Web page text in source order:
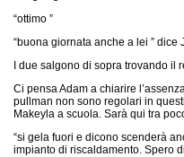
“ottimo ”
“buona giornata anche a lei ” dice
I due salgono di sopra trovando il
Ci pensa Adam a chiarire
pullman non sono regolari in
Makeyla a scuola. Sarà qui tra
“si gela fuori e dicono scenderà
impianto di riscaldamento. Spero